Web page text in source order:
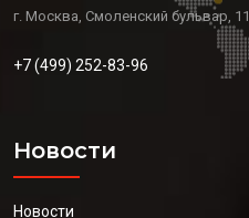
г. Москва, Смоленский бульвар, 11
+7 (499) 252-83-96
Новости
Новости